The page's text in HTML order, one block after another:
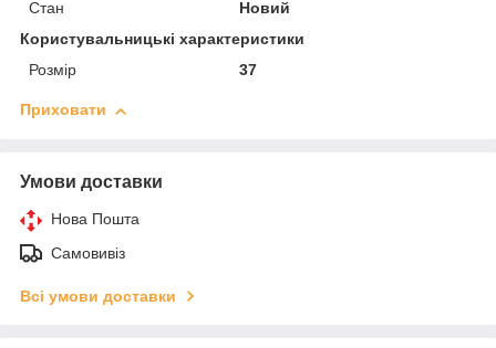
Стан
Новий
Користувальницькі характеристики
Розмір
37
Приховати
Умови доставки
Нова Пошта
Самовивіз
Всі умови доставки